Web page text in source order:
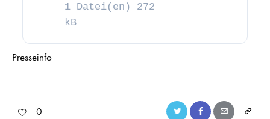
1 Datei(en) 272
kB
Presseinfo
0